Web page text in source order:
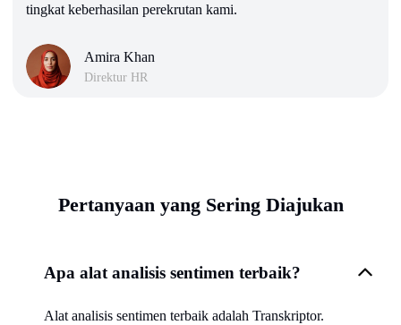
tingkat keberhasilan perekrutan kami.
Amira Khan
Direktur HR
Pertanyaan yang Sering Diajukan
Apa alat analisis sentimen terbaik?
Alat analisis sentimen terbaik adalah Transkriptor.